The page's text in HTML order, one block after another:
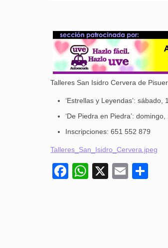
Talleres San Isidro Cervera de
‘Estrellas y Leyendas’: sábado,
‘De Piedra en Piedra’:
Inscripciones: 651 552 879
Talleres_San_Isidro_Cervera.jpeg
Facebook
WhatsApp
X Email